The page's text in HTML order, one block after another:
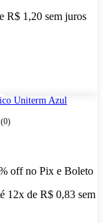
R$ 1,20 sem juros
Uniterm Azul
(0)
off no Pix e Boleto
12x de R$ 0,83 sem